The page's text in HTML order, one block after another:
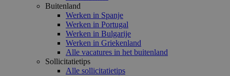
Buitenland
Werken in Spanje
Werken in Portugal
Werken in Bulgarije
Werken in Griekenland
Alle vacatures in het buitenland
Sollicitatietips
Alle sollicitatietips